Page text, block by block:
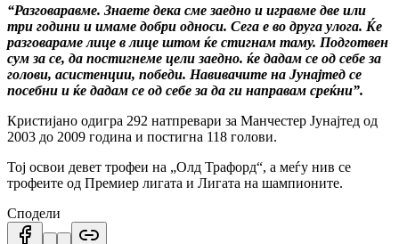
“Разговаравме. Знаете дека сме заедно и игравме две или
три години и имаме добри односи. Сега е во друга улога. Ќе
разговараме лице в лице штом ќе стигнам таму. Подготвен
сум за се, да постигнеме цели заедно. ќе дадам се од себе за
голови, асистенции, победи. Навивачите на Јунајтед се
посебни и ќе дадам се од себе за да ги направам среќни”.
Кристијано одигра 292 натпревари за Манчестер Јунајтед од
2003 до 2009 година и постигна 118 голови.
Тој освои девет трофеи на „Олд Трафорд“, а меѓу нив се
трофеите од Премиер лигата и Лигата на шампионите.
Сподели